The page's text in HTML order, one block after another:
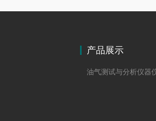
产品展示
油气测试与分析仪器